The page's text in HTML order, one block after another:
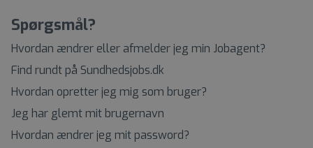
Spørgsmål?
Hvordan ændrer eller afmelder jeg min Jobagent?
Find rundt på Sundhedsjobs.dk
Hvordan opretter jeg mig som bruger?
Jeg har glemt mit brugernavn
Hvordan ændrer jeg mit password?